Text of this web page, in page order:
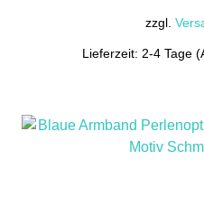
zzgl.
Lieferzeit: 2-4 Tage